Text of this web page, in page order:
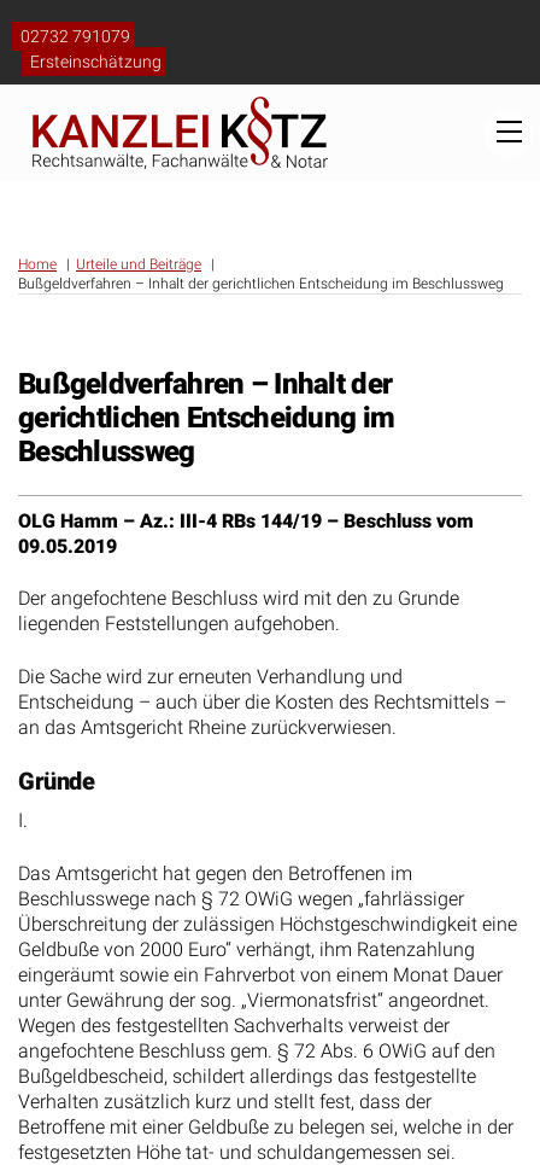
content
02732 791079
Ersteinschätzung
Home
Urteile und Beiträge
Bußgeldverfahren – Inhalt der gerichtlichen Entscheidung im Beschlussweg
Bußgeldverfahren – Inhalt der
gerichtlichen Entscheidung im
Beschlussweg
OLG Hamm – Az.: III-4 RBs 144/19 – Beschluss vom
09.05.2019
Der angefochtene Beschluss wird mit den zu Grunde
liegenden Feststellungen aufgehoben.
Die Sache wird zur erneuten Verhandlung und
Entscheidung – auch über die Kosten des Rechtsmittels –
an das Amtsgericht Rheine zurückverwiesen.
Gründe
I.
Das Amtsgericht hat gegen den Betroffenen im
Beschlusswege nach § 72 OWiG wegen „fahrlässiger
Überschreitung der zulässigen Höchstgeschwindigkeit eine
Geldbuße von 2000 Euro“ verhängt, ihm Ratenzahlung
eingeräumt sowie ein Fahrverbot von einem Monat Dauer
unter Gewährung der sog. „Viermonatsfrist“ angeordnet.
Wegen des festgestellten Sachverhalts verweist der
angefochtene Beschluss gem. § 72 Abs. 6 OWiG auf den
Bußgeldbescheid, schildert allerdings das festgestellte
Verhalten zusätzlich kurz und stellt fest, dass der
Betroffene mit einer Geldbuße zu belegen sei, welche in der
festgesetzten Höhe tat- und schuldangemessen sei.